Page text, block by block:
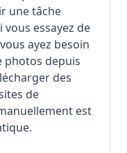
une tâche
essayez de
ayez besoin
photos depuis
des
de
est